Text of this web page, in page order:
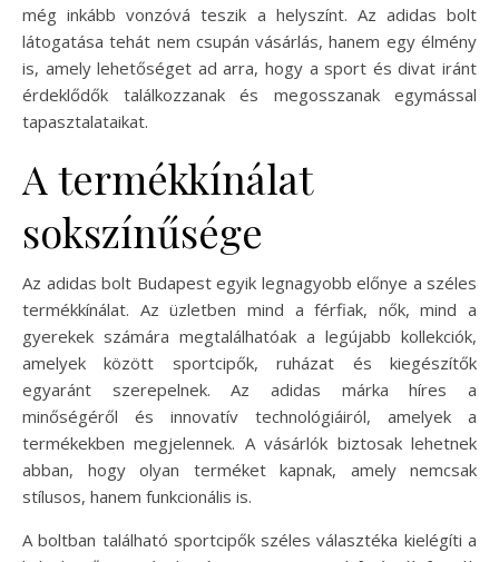
még inkább vonzóvá teszik a helyszínt. Az adidas bolt
látogatása tehát nem csupán vásárlás, hanem egy élmény
is, amely lehetőséget ad arra, hogy a sport és divat iránt
érdeklődők találkozzanak és megosszanak egymással
tapasztalataikat.
A termékkínálat
sokszínűsége
Az adidas bolt Budapest egyik legnagyobb előnye a széles
termékkínálat. Az üzletben mind a férfiak, nők, mind a
gyerekek számára megtalálhatóak a legújabb kollekciók,
amelyek között sportcipők, ruházat és kiegészítők
egyaránt szerepelnek. Az adidas márka híres a
minőségéről és innovatív technológiáiról, amelyek a
termékekben megjelennek. A vásárlók biztosak lehetnek
abban, hogy olyan terméket kapnak, amely nemcsak
stílusos, hanem funkcionális is.
A boltban található sportcipők széles választéka kielégíti a